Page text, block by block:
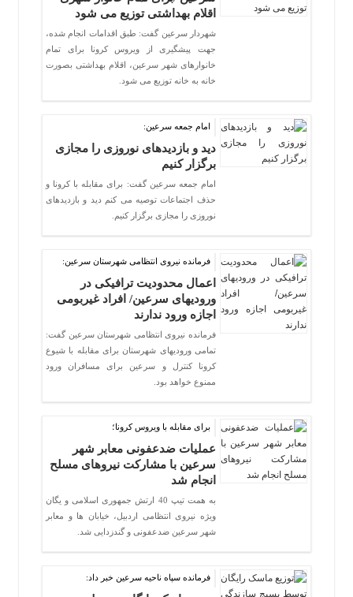
اقلام بهداشتی توزیع می شود
شهردار سرعین گفت: طبق اقدامات انجام شده،
جهت پیشگیری از ویروس کرونا برای تمام
خانوارهای شهر سرعین، اقلام بهداشتی بصورت
خانه به خانه توزیع می شود.
امام جمعه سرعین:
دید و بازدیدهای نوروزی را مجازی
برگزار کنیم
امام جمعه سرعین گفت: برای مقابله با کرونا و
حذف اجتماعات توصیه می کنم دید و بازدیدهای
نوروزی را مجازی برگزار کنیم.
فرمانده نیروی انتظامی شهرستان سرعین:
اعمال محدودیت ترافیکی در
ورودیهای سرعین/ افراد غیربومی
اجازه ورود ندارند
فرمانده نیروی انتظامی شهرستان سرعین گفت:
تمامی ورودیهای شهرستان برای مقابله با شیوع
کرونا کنترل و سرعین برای مسافران ورود
ممنوع خواهد بود.
برای مقابله با ویروس کرونا؛
عملیات ضدعفونی معابر شهر
سرعین با مشارکت نیروهای مسلح
انجام شد
به همت تیپ 40 ارتش جمهوری اسلامی و یگان
ویژه نیروی انتظامی اردبیل، خیابان ها و معابر
شهر سرعین ضدعفونی و گندزدایی شد.
فرمانده سپاه ناحیه سرعین خبر داد: